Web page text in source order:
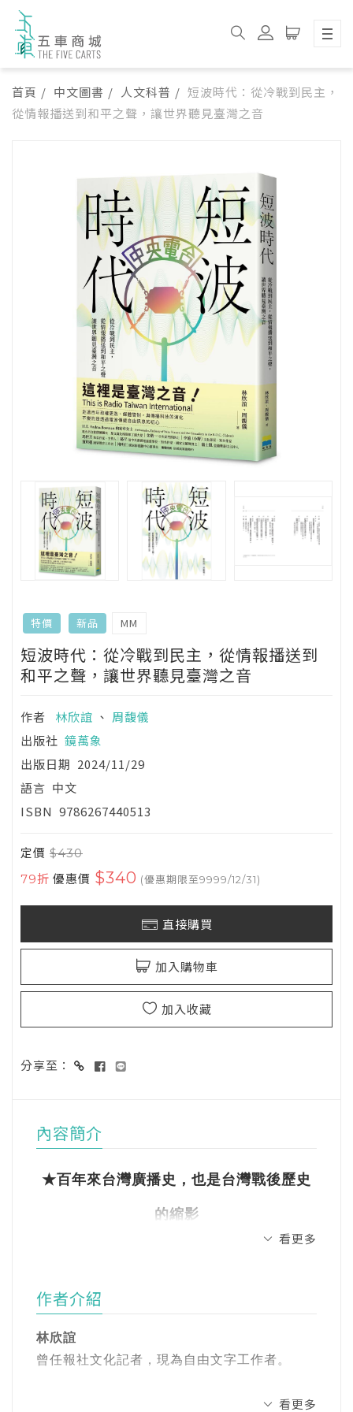
首頁 中文圖書 人文科普
短波時代：從冷戰到民主，
從情報播送到和平之聲，讓世界聽見臺灣之音
特價 新品 MM
短波時代：從冷戰到民主，從情報播送到
和平之聲，讓世界聽見臺灣之音
作者 林欣誼 、 周馥儀
出版社 鏡萬象
出版日期 2024/11/29
語言 中文
ISBN 9786267440513
定價 $430
79折 優惠價 $340 (優惠期限至9999/12/31)
直接購買
加入購物車
加入收藏
分享至：
內容簡介
★百年來台灣廣播史，也是台灣戰後歷史
的縮影
★世界、亞洲、台灣歷史角度來看人與廣
★在言論箝制的年代，看傳統技術如何突
破資訊管控的高牆
看更多
作者介紹
林欣誼
曾任報社文化記者，現為自由文字工作者。
著有《老雜時代：看見台灣老雜貨店的人情、
看更多